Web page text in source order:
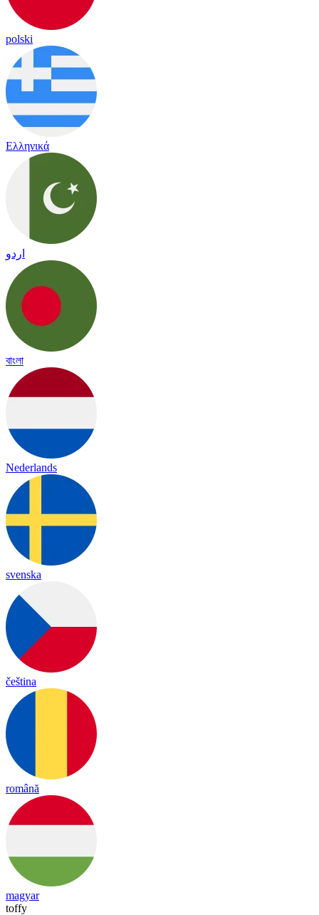
polski
Ελληνικά
اردو
বাংলা
Nederlands
svenska
čeština
română
magyar
toffy